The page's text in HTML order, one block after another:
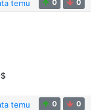
temu 0 0
temu 0 0